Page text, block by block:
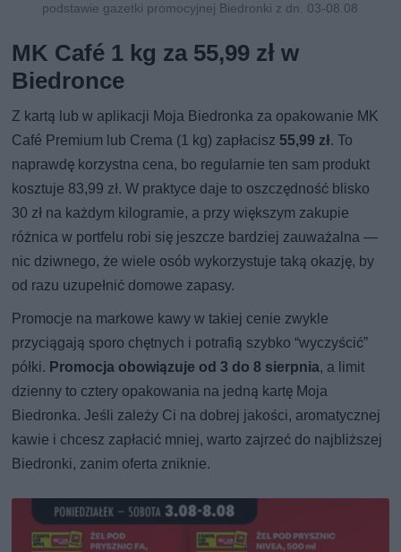
podstawie gazetki promocyjnej Biedronki z dn. 03-08.08
MK Café 1 kg za 55,99 zł w
Biedronce
Z kartą lub w aplikacji Moja Biedronka za opakowanie MK
Café Premium lub Crema (1 kg) zapłacisz 55,99 zł. To
naprawdę korzystna cena, bo regularnie ten sam produkt
kosztuje 83,99 zł. W praktyce daje to oszczędność blisko
30 zł na każdym kilogramie, a przy większym zakupie
różnica w portfelu robi się jeszcze bardziej zauważalna —
nic dziwnego, że wiele osób wykorzystuje taką okazję, by
od razu uzupełnić domowe zapasy.
Promocje na markowe kawy w takiej cenie zwykle
przyciągają sporo chętnych i potrafią szybko “wyczyścić”
półki. Promocja obowiązuje od 3 do 8 sierpnia, a limit
dzienny to cztery opakowania na jedną kartę Moja
Biedronka. Jeśli zależy Ci na dobrej jakości, aromatycznej
kawie i chcesz zapłacić mniej, warto zajrzeć do najbliższej
Biedronki, zanim oferta zniknie.